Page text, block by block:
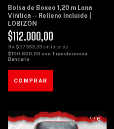
Bolsa de Boxeo 1,20 m Lona
Vinílica -- Relleno Incluido |
LOBIZÓN
$112.000,00
3x $37.333,33 sin interés
$100.800,00 con Transferencia
Bancaria
1/6